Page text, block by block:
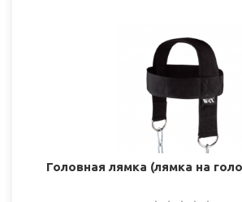
Головная лямка (лямка на